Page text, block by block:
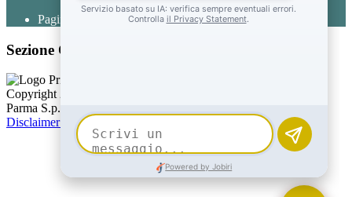
Pagina visualizzata734volte
Sezione Copyright
Copyright 2026 | Engineered and powered by Gruppo Spaggiari
Parma S.p.A. | Divisione Publishing & New Social Media
Disclaimer trattamento dati personali